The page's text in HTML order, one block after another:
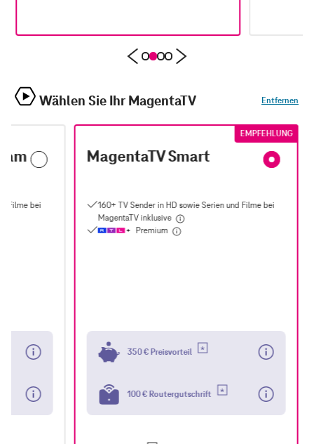
Wählen Sie Ihr MagentaTV Entfernen
MagentaTV Smart
EMPFEHLUNG
350 € Preisvorteil
100 € Routergutschrift